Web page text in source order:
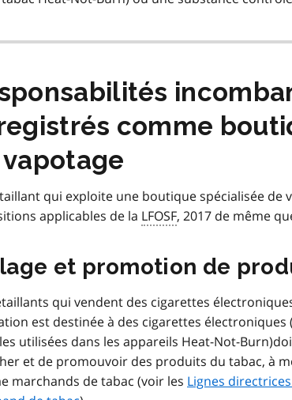
comme
qui exploite une boutique spécialisée de
applicables de la LFOSF, 2017 de même
et promotion de
qui vendent des cigarettes
est destinée à des cigarettes électroniques (
utilisées dans les appareils Heat-Not-
et de promouvoir des produits du tabac, à
marchands de tabac (voir les Lignes